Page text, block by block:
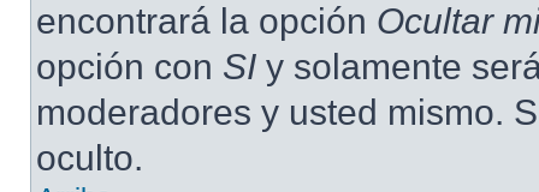
encontrará la opción Ocultar
opción con SI y solamente
moderadores y usted mismo.
oculto.